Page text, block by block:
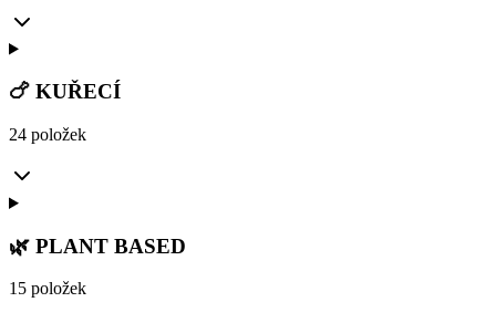
🍗 KUŘECÍ
24 položek
🌿 PLANT BASED
15 položek